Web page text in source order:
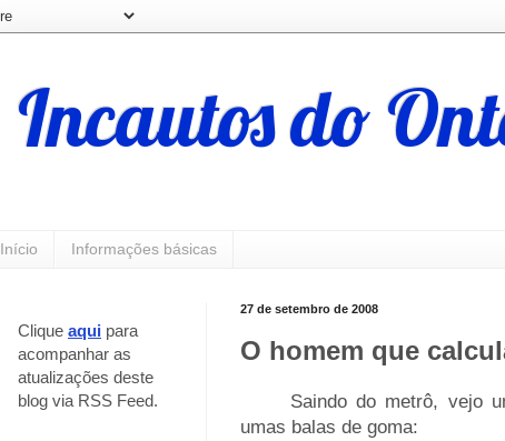
Incautos do
Início Informações básicas
27 de setembro de 2008
O homem que
Saindo do metrô, vejo
umas balas de goma:
Clique aqui para
acompanhar as
atualizações deste
blog via RSS Feed.